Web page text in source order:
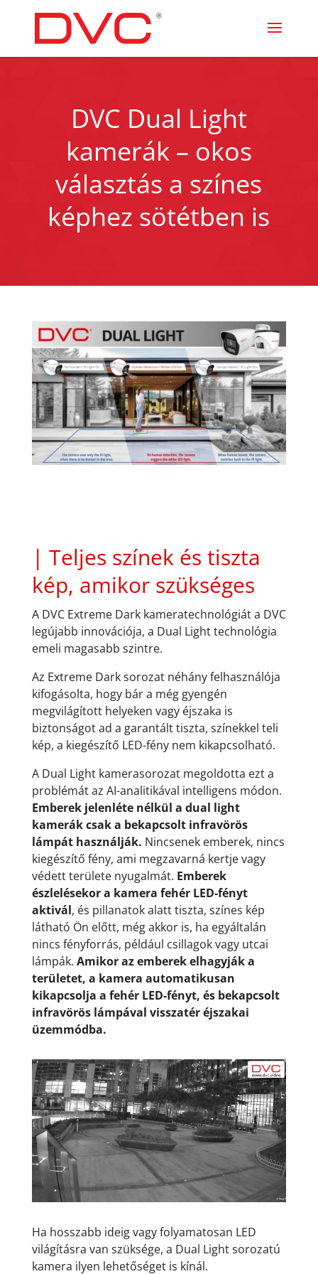
DVC Dual Light
kamerák – okos
választás a színes
képhez sötétben is
| Teljes színek és tiszta
kép, amikor szükséges
A DVC Extreme Dark kameratechnológiát a DVC
legújabb innovációja, a Dual Light technológia
emeli magasabb szintre.
Az Extreme Dark sorozat néhány felhasználója
kifogásolta, hogy bár a még gyengén
megvilágított helyeken vagy éjszaka is
biztonságot ad a garantált tiszta, színekkel teli
kép, a kiegészítő LED-fény nem kikapcsolható.
A Dual Light kamerasorozat megoldotta ezt a
problémát az AI-analitikával intelligens módon.
Emberek jelenléte nélkül a dual light
kamerák csak a bekapcsolt infravörös
lámpát használják. Nincsenek emberek, nincs
kiegészítő fény, ami megzavarná kertje vagy
védett területe nyugalmát. Emberek
észlelésekor a kamera fehér LED-fényt
aktivál, és pillanatok alatt tiszta, színes kép
látható Ön előtt, még akkor is, ha egyáltalán
nincs fényforrás, például csillagok vagy utcai
lámpák. Amikor az emberek elhagyják a
területet, a kamera automatikusan
kikapcsolja a fehér LED-fényt, és bekapcsolt
infravörös lámpával visszatér éjszakai
üzemmódba.
Ha hosszabb ideig vagy folyamatosan LED
világításra van szüksége, a Dual Light sorozatú
kamera ilyen lehetőséget is kínál.